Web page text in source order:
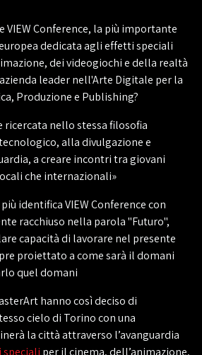
VIEW Conference, la più importante
dedicata agli effetti speciali
dei videogiochi e della realtà
leader nell'Arte Digitale per la
Produzione e Publishing?
ricercata nello stessa filosofia
alla divulgazione e
a creare incontri tra giovani
che internazionali»
identifica VIEW Conference con
racchiuso nella parola "Futuro",
capacità di lavorare nel presente
proiettato a come sarà il domani
quel domani
hanno così deciso di
cielo di Torino con una
la città attraverso l’avanguardia
per il cinema, dell’animazione,